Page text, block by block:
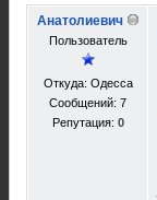
Анатолиевич
Пользователь
Откуда: Одесса
Сообщений: 7
Репутация: 0